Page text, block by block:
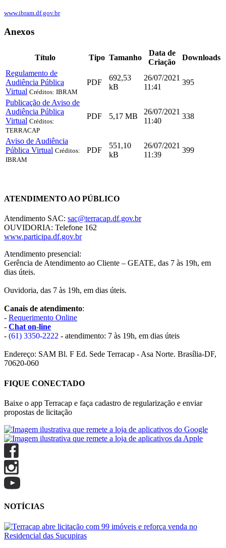
www.ibram.df.gov.br
Anexos
Título Tipo Tamanho
Data de
Criação
Downloads
Regulamento de
Audiência Pública
Virtual Créditos: IBRAM
PDF
692,53
kB
26/07/2021
11:41
395
Publicação de Aviso de
Audiência Pública
Virtual Créditos:
TERRACAP
PDF 5,17 MB
26/07/2021
11:40
338
Aviso de Audiência
Pública Virtual Créditos:
IBRAM
PDF
551,10
kB
26/07/2021
11:39
399
ATENDIMENTO AO PÚBLICO
Atendimento SAC: sac@terracap.df.gov.br
OUVIDORIA: Telefone 162
www.participa.df.gov.br
Atendimento presencial:
Gerência de Atendimento ao Cliente – GEATE, das 7 às 19h, em
dias úteis.
Ouvidoria, das 7 às 19h, em dias úteis.
Canais de atendimento:
- Requerimento Online
- Chat on-line
- (61) 3350-2222 - atendimento: 7 às 19h, em dias úteis
Endereço: SAM Bl. F Ed. Sede Terracap - Asa Norte. Brasília-DF,
70620-060
FIQUE CONECTADO
Baixe o app Terracap e faça cadastro de regularização e enviar
propostas de licitação
NOTÍCIAS